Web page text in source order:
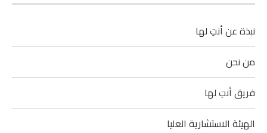
نبذة عن أنتِ لها
من نحن
فريق أنتِ لها
الهيئة الاستشارية العليا